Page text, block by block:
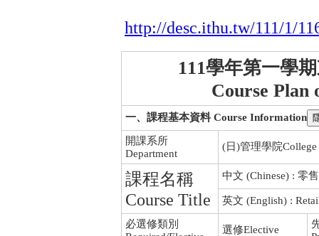
http://desc.ithu.tw/111/1/
111學年第一學
Course Plan
一、課程基本資料 Course Information
開課系所
Department
(日)管理學院College
課程名稱
Course Title
中文 (Chinese) : 零
英文 (English) :
必選修類別
選修Elective